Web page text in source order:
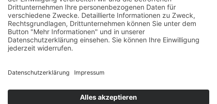
Pyrotechnik online bestellen
© Stadtmühle Waldenbuch 2026
und Mühlenprodukte ·
Cookie-Einstellungen
Alle Preise inkl. der gesetzlichen MwSt.